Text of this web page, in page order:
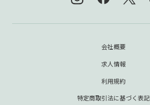
会社概要
求人情報
利用規約
特定商取引法に基づく表記